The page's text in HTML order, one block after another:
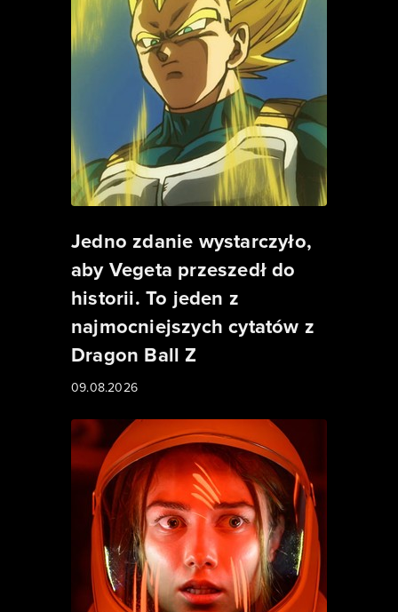
Jedno zdanie wystarczyło,
aby Vegeta przeszedł do
historii. To jeden z
najmocniejszych cytatów z
Dragon Ball Z
09.08.2026